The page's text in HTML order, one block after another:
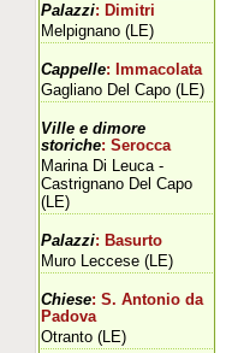
Palazzi: Dimitri
Melpignano (LE)
Cappelle: Immacolata
Gagliano Del Capo (LE)
Ville e dimore
storiche: Serocca
Marina Di Leuca -
Castrignano Del Capo
(LE)
Palazzi: Basurto
Muro Leccese (LE)
Chiese: S. Antonio da
Padova
Otranto (LE)